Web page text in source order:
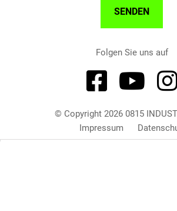
Folgen Sie uns auf
  
© Copyright 2026 0815
Impressum